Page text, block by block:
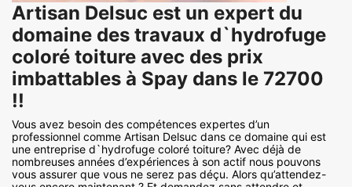
Artisan Delsuc est un expert du
domaine des travaux d`hydrofuge
coloré toiture avec des prix
imbattables à Spay dans le 72700
!!
Vous avez besoin des compétences expertes d’un
professionnel comme Artisan Delsuc dans ce domaine qui est
une entreprise d`hydrofuge coloré toiture? Avec déjà de
nombreuses années d’expériences à son actif nous pouvons
vous assurer que vous ne serez pas déçu. Alors qu’attendez-